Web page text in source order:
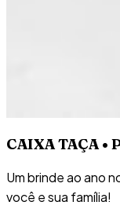
CAIXA TAÇA •
Um brinde ao ano
você e sua família!